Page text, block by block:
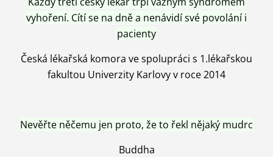
vyhoření. Cítí se na dně a nenávidí své povolání i
pacienty
Česká lékařská komora ve spolupráci s 1.lékařskou
fakultou Univerzity Karlovy v roce 2014
Nevěřte něčemu jen proto, že to řekl nějaký mudrc
Buddha